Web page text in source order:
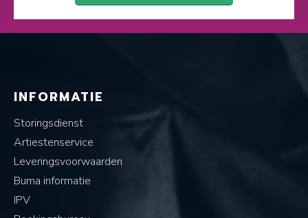
INFORMATIE
Storingsdienst
Artiestenservice
Leveringsvoorwaarden
Buma informatie
IPV